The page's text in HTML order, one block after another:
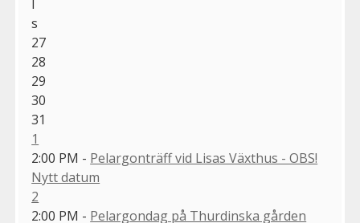
l
s
27
28
29
30
31
1
2:00 PM - Pelargonträff vid Lisas Växthus - OBS!
Nytt datum
2
2:00 PM - Pelargondag på Thurdinska gården